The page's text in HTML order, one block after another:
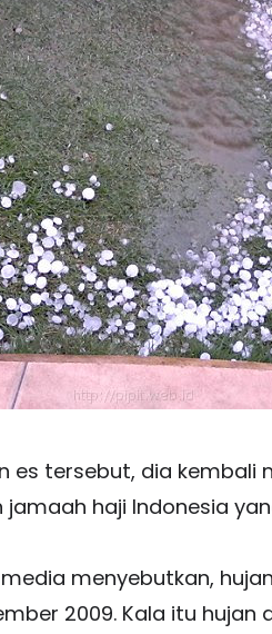
es tersebut, dia
haji Indonesia
menyebutkan,
2009. Kala itu